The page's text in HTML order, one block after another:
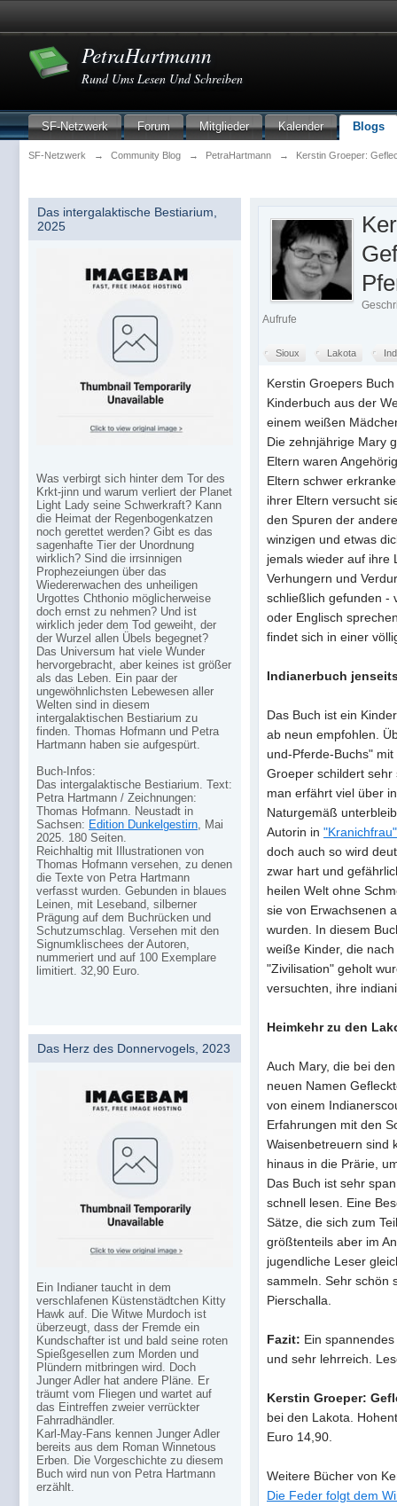
PetraHartmann
Rund Ums Lesen Und Schreiben
SF-Netzwerk Forum Mitglieder Kalender Blogs
SF-Netzwerk → Community Blog → PetraHartmann → Kerstin Groeper:
Aufrufe
Sioux Lakota
Kerstin Groepers
Kinderbuch aus der
einem weißen
Die zehnjährige Mary
Eltern waren
Eltern schwer
ihrer Eltern versucht
den Spuren der
winzigen und etwas
jemals wieder auf ihre
Verhungern und
schließlich gefunden -
oder Englisch
findet sich in einer
Indianerbuch
Das Buch ist ein
ab neun empfohlen.
und-Pferde-Buchs"
Groeper schildert
man erfährt viel über
Naturgemäß
Autorin in "Kranichfrau"
doch auch so wird
zwar hart und
heilen Welt ohne
sie von Erwachsenen
wurden. In diesem
weiße Kinder, die
"Zivilisation" geholt
versuchten, ihre
Heimkehr zu den
Auch Mary, die bei
neuen Namen
von einem
Erfahrungen mit den
Waisenbetreuern sind
hinaus in die Prärie,
Das Buch ist sehr
schnell lesen. Eine
Sätze, die sich zum
größtenteils aber im
jugendliche Leser
sammeln. Sehr schön
Pierschalla.
Fazit: Ein
und sehr lehrreich.
Kerstin Groeper:
bei den Lakota.
Euro 14,90.
Weitere Bücher von
Die Feder folgt dem
Das intergalaktische Bestiarium,
2025
Was verbirgt sich hinter dem Tor des
Krkt-jinn und warum verliert der Planet
Light Lady seine Schwerkraft? Kann
die Heimat der Regenbogenkatzen
noch gerettet werden? Gibt es das
sagenhafte Tier der Unordnung
wirklich? Sind die irrsinnigen
Prophezeiungen über das
Wiedererwachen des unheiligen
Urgottes Chthonio möglicherweise
doch ernst zu nehmen? Und ist
wirklich jeder dem Tod geweiht, der
der Wurzel allen Übels begegnet?
Das Universum hat viele Wunder
hervorgebracht, aber keines ist größer
als das Leben. Ein paar der
ungewöhnlichsten Lebewesen aller
Welten sind in diesem
intergalaktischen Bestiarium zu
finden. Thomas Hofmann und Petra
Hartmann haben sie aufgespürt.
Buch-Infos:
Das intergalaktische Bestiarium. Text:
Petra Hartmann / Zeichnungen:
Thomas Hofmann. Neustadt in
Sachsen: Edition Dunkelgestirn, Mai
2025. 180 Seiten.
Reichhaltig mit Illustrationen von
Thomas Hofmann versehen, zu denen
die Texte von Petra Hartmann
verfasst wurden. Gebunden in blaues
Leinen, mit Leseband, silberner
Prägung auf dem Buchrücken und
Schutzumschlag. Versehen mit den
Signumklischees der Autoren,
nummeriert und auf 100 Exemplare
limitiert. 32,90 Euro.
Das Herz des Donnervogels, 2023
Ein Indianer taucht in dem
verschlafenen Küstenstädtchen Kitty
Hawk auf. Die Witwe Murdoch ist
überzeugt, dass der Fremde ein
Kundschafter ist und bald seine roten
Spießgesellen zum Morden und
Plündern mitbringen wird. Doch
Junger Adler hat andere Pläne. Er
träumt vom Fliegen und wartet auf
das Eintreffen zweier verrückter
Fahrradhändler.
Karl-May-Fans kennen Junger Adler
bereits aus dem Roman Winnetous
Erben. Die Vorgeschichte zu diesem
Buch wird nun von Petra Hartmann
erzählt.